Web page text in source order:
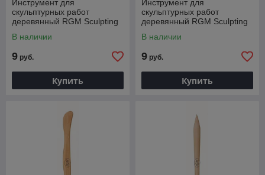
Инструмент для
скульптурных работ
деревянный RGM Sculpting
В наличии
9 руб.
Купить
Инструмент для
скульптурных работ
деревянный RGM Sculpting
В наличии
9 руб.
Купить